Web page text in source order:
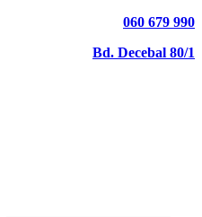
060 679 990
Bd. Decebal 80/1